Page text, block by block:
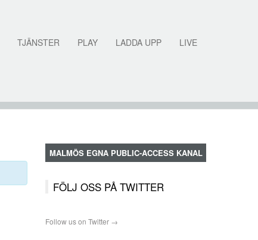
TJÄNSTER PLAY LADDA UPP LIVE
MALMÖS EGNA PUBLIC-ACCESS KANAL
FÖLJ OSS PÅ TWITTER
Follow us on Twitter →